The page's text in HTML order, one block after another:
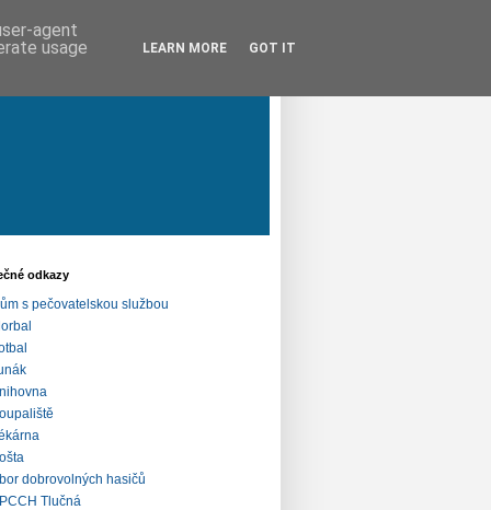
odkazy
s pečovatelskou službou
dobrovolných hasičů
Tlučná
agent
usage
LEARN MORE GOT IT